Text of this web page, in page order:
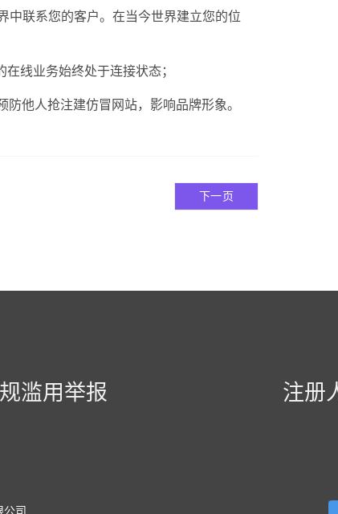
中联系您的客户。在当今世界建立您的位
线业务始终处于连接状态；
他人抢注建仿冒网站，影响品牌形象。
下一页
滥用举报 注册
公司